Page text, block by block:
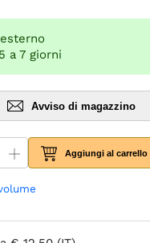
a 7 giorni
Avviso di magazzino
Aggiungi al carrello